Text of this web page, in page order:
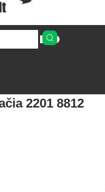
2201 8812